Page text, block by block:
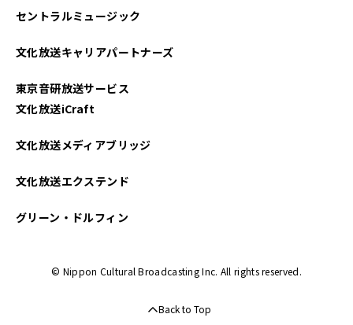
セントラルミュージック
文化放送キャリアパートナーズ
東京音研放送サービス
文化放送iCraft
文化放送メディアブリッジ
文化放送エクステンド
グリーン・ドルフィン
© Nippon Cultural Broadcasting Inc. All rights reserved.
Back to Top